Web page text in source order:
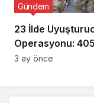
23 İlde
Operasyonu: 405
Gözaltı!
Gündem
3 ay önce